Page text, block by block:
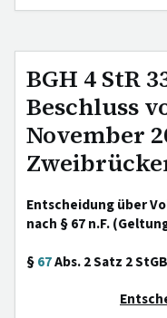
BGH 4 StR
Beschluss
November
Entscheidung über
nach § 67 n.F.
§67Abs. 2 Satz 2